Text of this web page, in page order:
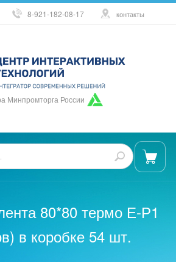
8-921-182-08-17 контакты
Минпромторга России
80*80 термо Е-Р1
в коробке 54 шт.